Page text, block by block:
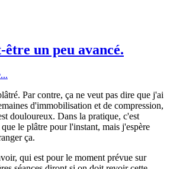
être un peu avancé.
Par contre, ça ne veut pas dire que j'ai
d'immobilisation et de compression,
douloureux. Dans la pratique, c'est
le plâtre pour l'instant, mais j'espère
ça.
qui est pour le moment prévue sur